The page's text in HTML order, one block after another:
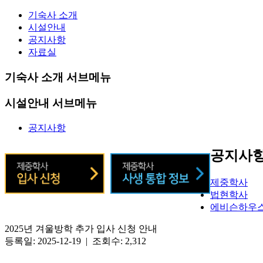
기숙사 소개
시설안내
공지사항
자료실
기숙사 소개 서브메뉴
시설안내 서브메뉴
공지사항
공지사
제중학사
법현학사
에비슨하우
2025년 겨울방학 추가 입사 신청 안내
등록일: 2025-12-19 | 조회수: 2,312